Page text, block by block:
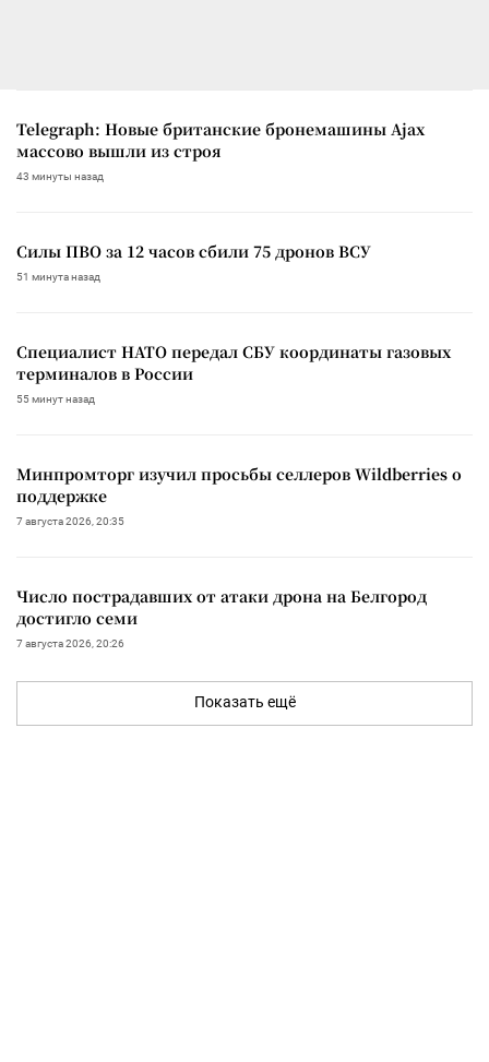
Telegraph: Новые британские бронемашины Ajax
массово вышли из строя
43 минуты назад
Силы ПВО за 12 часов сбили 75 дронов ВСУ
51 минута назад
Специалист НАТО передал СБУ координаты газовых
терминалов в России
55 минут назад
Минпромторг изучил просьбы селлеров Wildberries о
поддержке
7 августа 2026, 20:35
Число пострадавших от атаки дрона на Белгород
достигло семи
7 августа 2026, 20:26
Показать ещё